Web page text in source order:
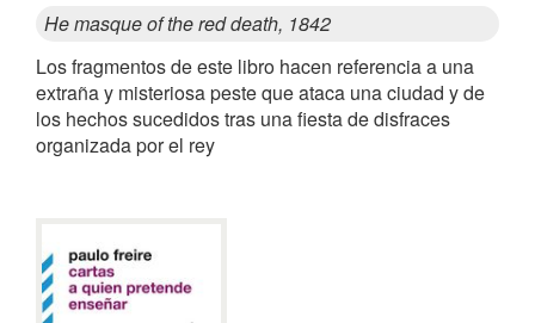
He masque of the red death, 1842
Los fragmentos de este libro hacen referencia a una
extraña y misteriosa peste que ataca una ciudad y de
los hechos sucedidos tras una fiesta de disfraces
organizada por el rey